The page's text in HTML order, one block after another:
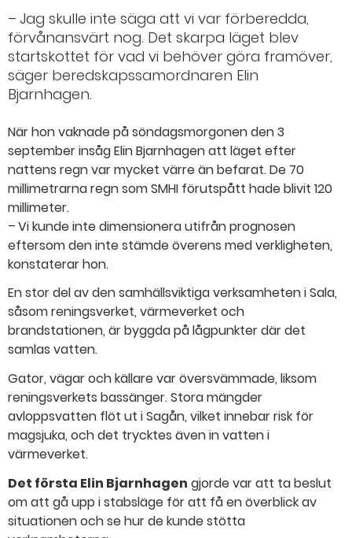
– Jag skulle inte säga att vi var förberedda,
förvånansvärt nog. Det skarpa läget blev
startskottet för vad vi behöver göra framöver,
säger beredskapssamordnaren Elin
Bjarnhagen.
När hon vaknade på söndagsmorgonen den 3
september insåg Elin Bjarnhagen att läget efter
nattens regn var mycket värre än befarat. De 70
millimetrarna regn som SMHI förutspått hade blivit 120
millimeter.
– Vi kunde inte dimensionera utifrån prognosen
eftersom den inte stämde överens med verkligheten,
konstaterar hon.
En stor del av den samhällsviktiga verksamheten i Sala,
såsom reningsverket, värmeverket och
brandstationen, är byggda på lågpunkter där det
samlas vatten.
Gator, vägar och källare var översvämmade, liksom
reningsverkets bassänger. Stora mängder
avloppsvatten flöt ut i Sagån, vilket innebar risk för
magsjuka, och det trycktes även in vatten i
värmeverket.
Det första Elin Bjarnhagen gjorde var att ta beslut
om att gå upp i stabsläge för att få en överblick av
situationen och se hur de kunde stötta